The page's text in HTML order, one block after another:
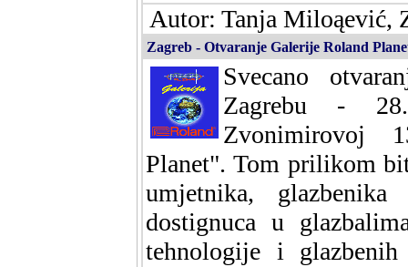
Autor: Tanja Miloąević,
Zagreb - Otvaranje Galerije Roland
Svecano
Zagrebu -
Zvonimirovoj
Planet". Tom prilikom
umjetnika,
dostignuca u
tehnologije i